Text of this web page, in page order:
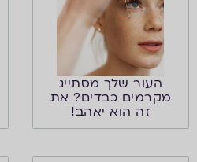
העור שלך מסתייג
מקרמים כבדים? את
זה הוא יאהב!